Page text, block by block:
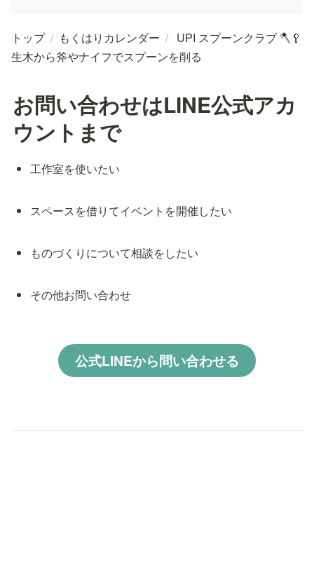
トップ / もくはりカレンダー / UPI スプーンクラブ 🪓🥄
生木から斧やナイフでスプーンを削る
お問い合わせはLINE公式アカ
ウントまで
工作室を使いたい
スペースを借りてイベントを開催したい
ものづくりについて相談をしたい
その他お問い合わせ
公式LINEから問い合わせる